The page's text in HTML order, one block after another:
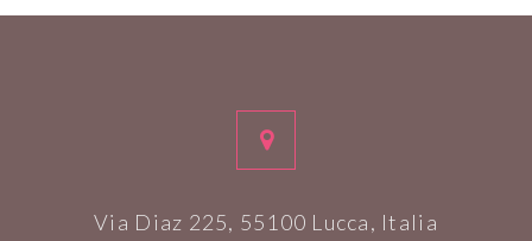
Via Diaz 225, 55100 Lucca, Italia